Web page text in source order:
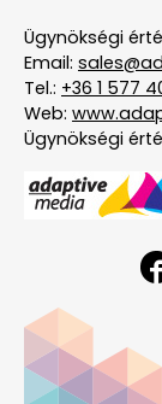
Ügynökségi
Email:
Tel.: +36 1 577
Web:
Ügynökségi